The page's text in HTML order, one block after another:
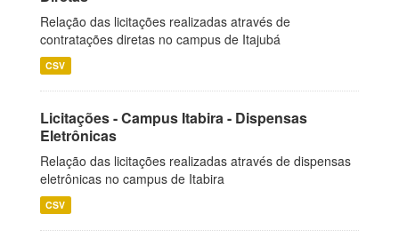
Relação das licitações realizadas através de
contratações diretas no campus de Itajubá
CSV
Licitações - Campus Itabira - Dispensas
Eletrônicas
Relação das licitações realizadas através de dispensas
eletrônicas no campus de Itabira
CSV